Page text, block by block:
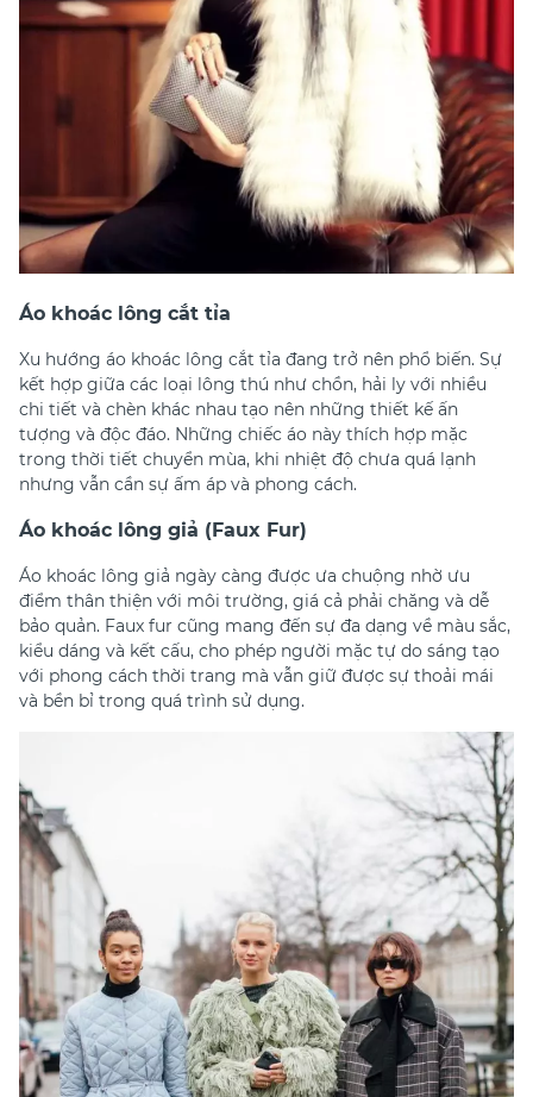
Áo khoác lông cắt tỉa
Xu hướng áo khoác lông cắt tỉa đang trở nên phổ biến. Sự
kết hợp giữa các loại lông thú như chồn, hải ly với nhiều
chi tiết và chèn khác nhau tạo nên những thiết kế ấn
tượng và độc đáo. Những chiếc áo này thích hợp mặc
trong thời tiết chuyển mùa, khi nhiệt độ chưa quá lạnh
nhưng vẫn cần sự ấm áp và phong cách.
Áo khoác lông giả (Faux Fur)
Áo khoác lông giả ngày càng được ưa chuộng nhờ ưu
điểm thân thiện với môi trường, giá cả phải chăng và dễ
bảo quản. Faux fur cũng mang đến sự đa dạng về màu sắc,
kiểu dáng và kết cấu, cho phép người mặc tự do sáng tạo
với phong cách thời trang mà vẫn giữ được sự thoải mái
và bền bỉ trong quá trình sử dụng.